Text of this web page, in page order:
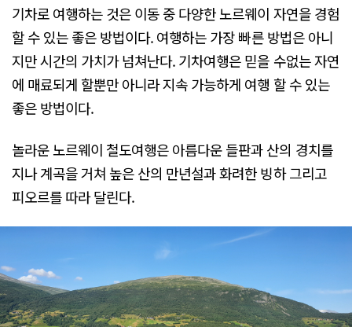
기차로 여행하는 것은 이동 중 다양한 노르웨이 자연을 경험
할 수 있는 좋은 방법이다. 여행하는 가장 빠른 방법은 아니
지만 시간의 가치가 넘쳐난다. 기차여행은 믿을 수없는 자연
에 매료되게 할뿐만 아니라 지속 가능하게 여행 할 수 있는
좋은 방법이다.
놀라운 노르웨이 철도여행은 아름다운 들판과 산의 경치를
지나 계곡을 거쳐 높은 산의 만년설과 화려한 빙하 그리고
피오르를 따라 달린다.